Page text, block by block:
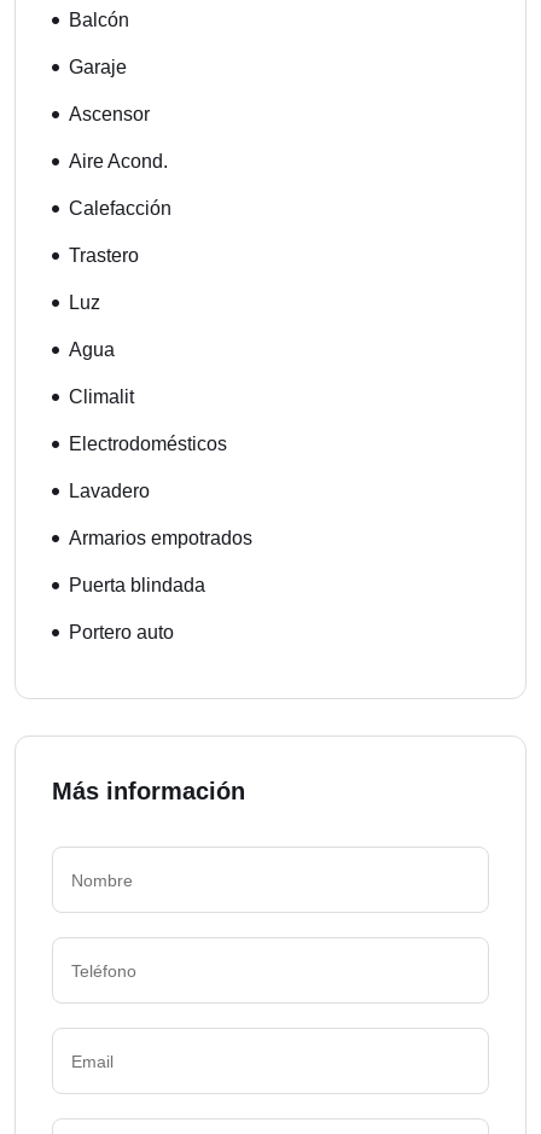
Balcón
Garaje
Ascensor
Aire Acond.
Calefacción
Trastero
Luz
Agua
Climalit
Electrodomésticos
Lavadero
Armarios empotrados
Puerta blindada
Portero auto
Más información